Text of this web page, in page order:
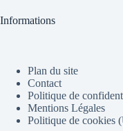
Informations
Plan du site
Contact
Politique de
Mentions Légales
Politique de cookies